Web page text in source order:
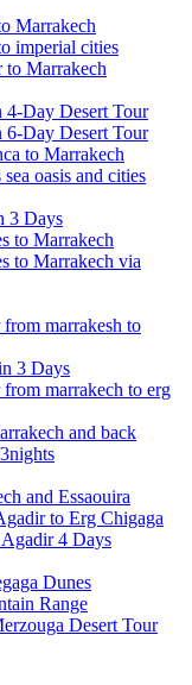
Marrakech
imperial cities
to Marrakech
4-Day Desert Tour
6-Day Desert Tour
to Marrakech
oasis and cities
3 Days
to Marrakech
to Marrakech via
marrakesh to
3 Days
marrakech to erg
and back
and Essaouira
to Erg Chigaga
4 Days
Dunes
Range
Desert Tour